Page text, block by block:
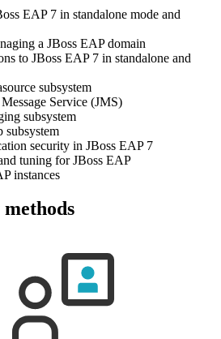
EAP 7 in standalone mode and
a JBoss EAP domain
to JBoss EAP 7 in standalone and
subsystem
Service (JMS)
subsystem
subsystem
security in JBoss EAP 7
tuning for JBoss EAP
instances